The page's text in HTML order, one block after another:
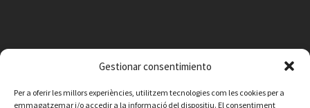
Gestionar consentimiento
Per a oferir les millors experiències, utilitzem tecnologies com les cookies per a
emmagatzemar i/o accedir a la informació del dispositiu. El consentiment